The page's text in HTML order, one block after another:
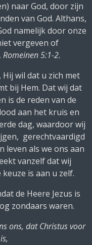
naar God, door zijn
van God. Althans,
namelijk door onze
vergeven of
Romeinen 5:1-2.
wil dat u zich met
bij Hem. Dat wij dat
is de reden van de
aan het kruis en
dag, waardoor wij
gerechtvaardigd
leven als we ons aan
vanzelf dat wij
is aan u zelf.
de Heere Jezus is
zondaars waren.
ons, dat Christus voor